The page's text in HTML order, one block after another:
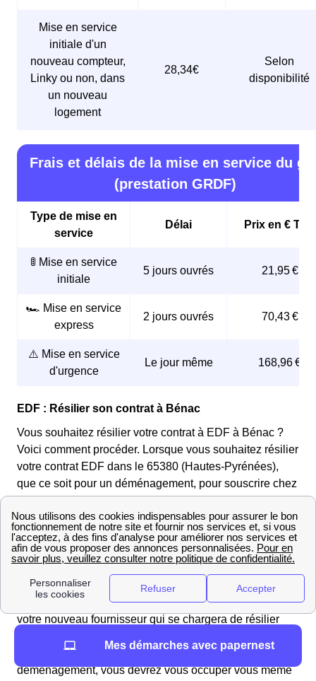
Mise en service
initiale d'un
nouveau compteur,
Linky ou non, dans
un nouveau
logement
28,34€
Selon
disponibilité
Frais et délais de la mise en service du
(prestation GRDF)
Type de mise en
service
Délai Prix en € TTC
🚦 Mise en service
initiale
5 jours ouvrés 21,95 €
🏎️ Mise en service
express
2 jours ouvrés 70,43 €
⚠️ Mise en service
d'urgence
Le jour même 168,96 €
EDF : Résilier son contrat à Bénac
Vous souhaitez résilier votre contrat à EDF à Bénac ?
Voici comment procéder. Lorsque vous souhaitez résilier
votre contrat EDF dans le 65380 (Hautes-Pyrénées),
que ce soit pour un déménagement, pour souscrire chez
un autre fournisseur ou bien car les modifications
apportées à votre contrat ne vous conviennent pas. Vous
pourrez le résilier gratuitement et à n'importe quel
moment sans avoir à apporter de motifs, en effet les
contrats à l'électricité sont sans engagement. Si vous
désirez changer de fournisseur vous n'aurez pas à vous
occuper vous même de résilier votre contrat EDF. C'est
votre nouveau fournisseur qui se chargera de résilier
vous résiliez pour d'autres raisons tel qu'un
déménagement, vous devrez vous occuper vous même
Mes démarches avec papernest